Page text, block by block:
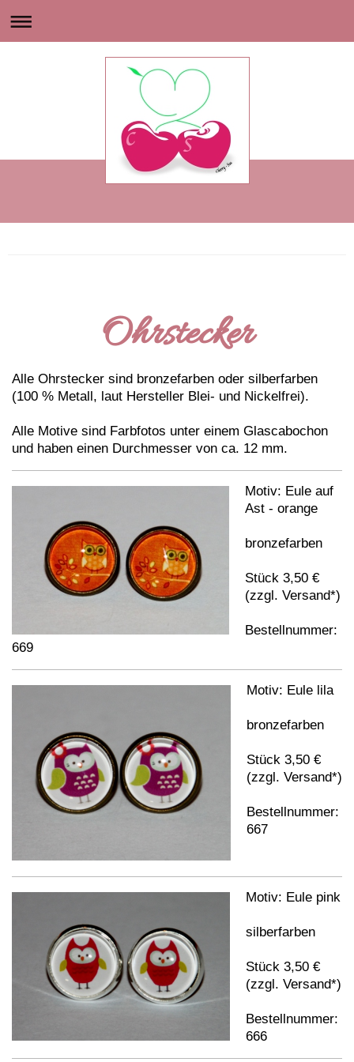
Ohrstecker
Alle Ohrstecker sind bronzefarben oder silberfarben
(100 % Metall, laut Hersteller Blei- und Nickelfrei).
Alle Motive sind Farbfotos unter einem Glascabochon
und haben einen Durchmesser von ca. 12 mm.
Motiv: Eule auf
Ast - orange
bronzefarben
Stück 3,50 €
(zzgl. Versand*)
Bestellnummer:
669
Motiv: Eule lila
bronzefarben
Stück 3,50 €
(zzgl. Versand*)
Bestellnummer:
667
Motiv: Eule pink
silberfarben
Stück 3,50 €
(zzgl. Versand*)
Bestellnummer:
666